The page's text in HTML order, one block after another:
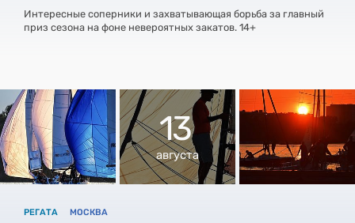
Интересные соперники и захватывающая борьба за главный
приз сезона на фоне невероятных закатов. 14+
13
августа
РЕГАТА МОСКВА